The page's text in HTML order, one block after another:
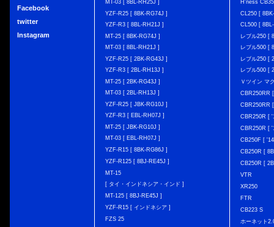
Facebook
twitter
Instagram
MT-03 [ 8BL-RH25J ]
YZF-R25 [ 8BK-RG74J ]
YZF-R3 [ 8BL-RH21J ]
MT-25 [ 8BK-RG74J ]
MT-03 [ 8BL-RH21J ]
YZF-R25 [ 2BK-RG43J ]
YZF-R3 [ 2BL-RH13J ]
MT-25 [ 2BK-RG43J ]
MT-03 [ 2BL-RH13J ]
YZF-R25 [ JBK-RG10J ]
YZF-R3 [ EBL-RH07J ]
MT-25 [ JBK-RG10J ]
MT-03 [ EBL-RH07J ]
YZF-R15 [ 8BK-RG86J ]
YZF-R125 [ 8BJ-RE45J ]
MT-15
[ タイ・インドネシア・インド ]
MT-125 [ 8BJ-RE45J ]
YZF-R15 [ インドネシア ]
FZS 25
H'ness
CL250 [
CL500 [
レブル250 [
レブル500 [
レブル250 [
レブル500 [
Ｖツイン マ
CBR250RR
CBR250RR
CBR250R [
CBR250R [
CB250F [
CB250R [
CB250R [
VTR
XR250
FTR
CB223 S
ホーネット